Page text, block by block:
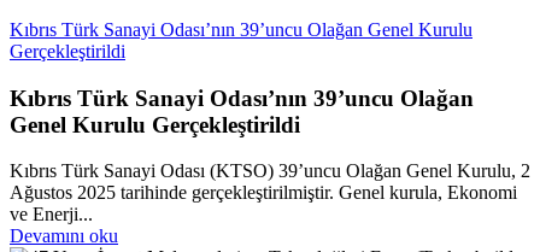
Kıbrıs Türk Sanayi Odası’nın 39’uncu Olağan Genel Kurulu
Gerçekleştirildi
Kıbrıs Türk Sanayi Odası’nın 39’uncu Olağan
Genel Kurulu Gerçekleştirildi
Kıbrıs Türk Sanayi Odası (KTSO) 39’uncu Olağan Genel Kurulu, 2
Ağustos 2025 tarihinde gerçekleştirilmiştir. Genel kurula, Ekonomi
ve Enerji...
Devamını oku